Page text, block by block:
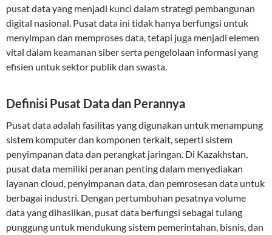
pusat data yang menjadi kunci dalam strategi pembangunan
digital nasional. Pusat data ini tidak hanya berfungsi untuk
menyimpan dan memproses data, tetapi juga menjadi elemen
vital dalam keamanan siber serta pengelolaan informasi yang
efisien untuk sektor publik dan swasta.
Definisi Pusat Data dan Perannya
Pusat data adalah fasilitas yang digunakan untuk menampung
sistem komputer dan komponen terkait, seperti sistem
penyimpanan data dan perangkat jaringan. Di Kazakhstan,
pusat data memiliki peranan penting dalam menyediakan
layanan cloud, penyimpanan data, dan pemrosesan data untuk
berbagai industri. Dengan pertumbuhan pesatnya volume
data yang dihasilkan, pusat data berfungsi sebagai tulang
punggung untuk mendukung sistem pemerintahan, bisnis, dan